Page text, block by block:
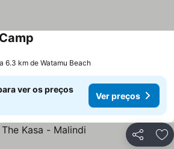
a 6.3 km de Watamu Beach
ver os preços
Ver preços
Partilhar